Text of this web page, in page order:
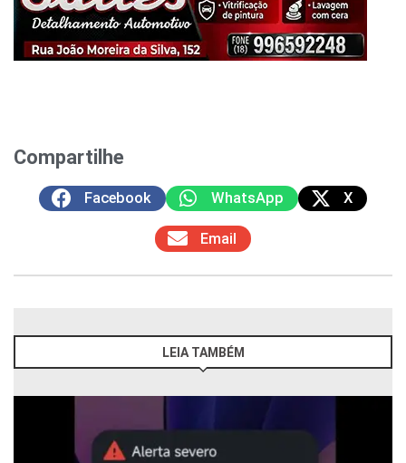
Compartilhe
Facebook WhatsApp X
Email
LEIA TAMBÉM